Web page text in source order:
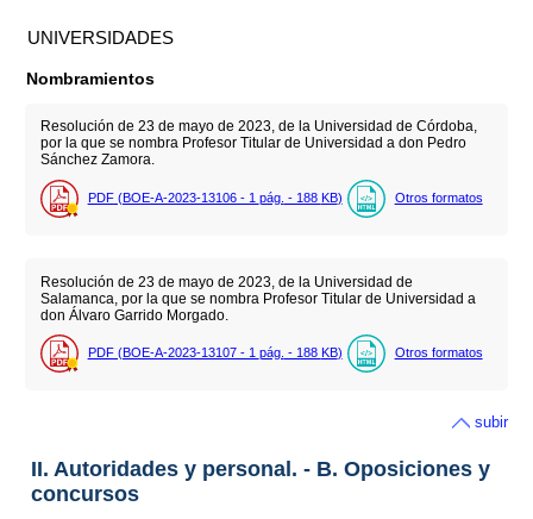
UNIVERSIDADES
Nombramientos
Resolución de 23 de mayo de 2023, de la Universidad de Córdoba,
por la que se nombra Profesor Titular de Universidad a don Pedro
Sánchez Zamora.
PDF (BOE-A-2023-13106 - 1 pág. - 188 KB) Otros formatos
Resolución de 23 de mayo de 2023, de la Universidad de
Salamanca, por la que se nombra Profesor Titular de Universidad a
don Álvaro Garrido Morgado.
PDF (BOE-A-2023-13107 - 1 pág. - 188 KB) Otros formatos
subir
II. Autoridades y personal. - B. Oposiciones y
concursos